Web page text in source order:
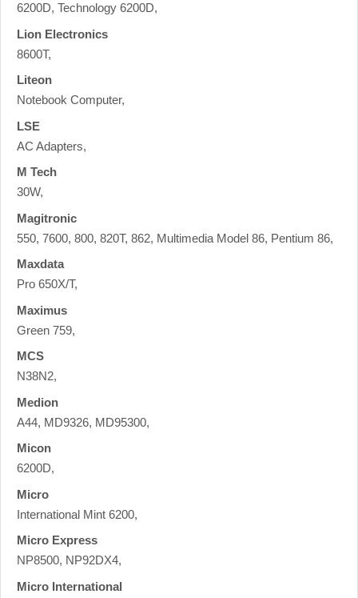
6200D, Technology 6200D,
Lion Electronics
8600T,
Liteon
Notebook Computer,
LSE
AC Adapters,
M Tech
30W,
Magitronic
550, 7600, 800, 820T, 862, Multimedia Model 86, Pentium 86,
Maxdata
Pro 650X/T,
Maximus
Green 759,
MCS
N38N2,
Medion
A44, MD9326, MD95300,
Micon
6200D,
Micro
International Mint 6200,
Micro Express
NP8500, NP92DX4,
Micro International